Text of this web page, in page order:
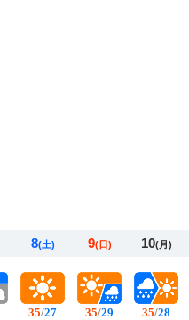
8(土)
35/27
9(日)
35/29
10(月)
35/28